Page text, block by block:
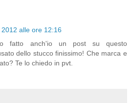
alle ore 12:16
fatto anch'io un post su questo
dello stucco finissimo! Che marca e
Te lo chiedo in pvt.